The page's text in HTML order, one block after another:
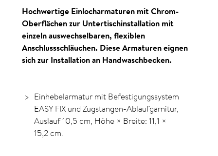
Hochwertige Einlocharmaturen mit Chrom-
Oberflächen zur Untertischinstallation mit
einzeln auswechselbaren, flexiblen
Anschlussschläuchen. Diese Armaturen eignen
sich zur Installation an Handwaschbecken.
Einhebel­armatur mit Befestigungs­­system
EASY FIX und Zugstangen-Ablauf­garnitur,
Auslauf 10,5 cm, Höhe × Breite: 11,1 ×
15,2 cm.